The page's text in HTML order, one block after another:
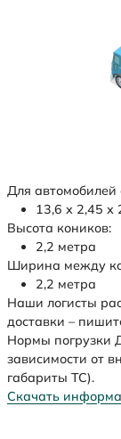
Для
13,6 х 2,45 х
Высота коников:
2,2 метра
Ширина между
2,2 метра
Наши логисты
доставки –
Нормы погрузки
зависимости от
габариты ТС).
Скачать